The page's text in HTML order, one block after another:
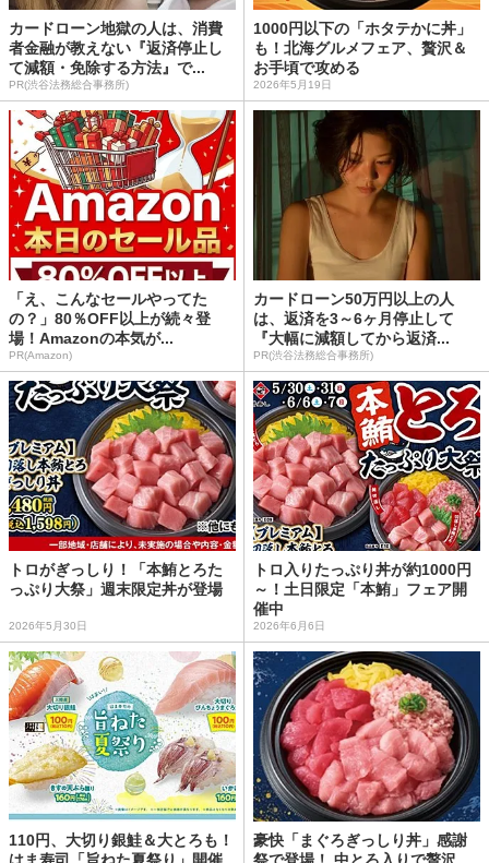
カードローン地獄の人は、消費
者金融が教えない『返済停止し
て減額・免除する方法』で...
PR(渋谷法務総合事務所)
1000円以下の「ホタテかに丼」
も！北海グルメフェア、贅沢＆
お手頃で攻める
2026年5月19日
「え、こんなセールやってた
の？」80％OFF以上が続々登
場！Amazonの本気が...
PR(Amazon)
カードローン50万円以上の人
は、返済を3～6ヶ月停止して
『大幅に減額してから返済...
PR(渋谷法務総合事務所)
トロがぎっしり！「本鮪とろた
っぷり大祭」週末限定丼が登場
2026年5月30日
トロ入りたっぷり丼が約1000円
～！土日限定「本鮪」フェア開
催中
2026年6月6日
110円、大切り銀鮭＆大とろも！
はま寿司「旨ねた夏祭り」開催
豪快「まぐろぎっしり丼」感謝
祭で登場！ 中とろ入りで贅沢